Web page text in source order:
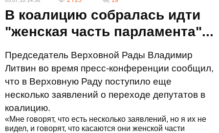
В коалицию собралась идти
"женская часть парламента"...
Председатель Верховной Рады Владимир
Литвин во время пресс-конференции сообщил,
что в Верховную Раду поступило еще
несколько заявлений о переходе депутатов в
коалицию.
«Мне говорят, что есть несколько заявлений, но я их не
видел, и говорят, что касаются они женской части